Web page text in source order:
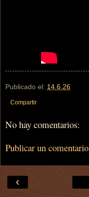
Publicado el: 14.6.26
Compartir
No hay comentarios:
Publicar un comentario
‹